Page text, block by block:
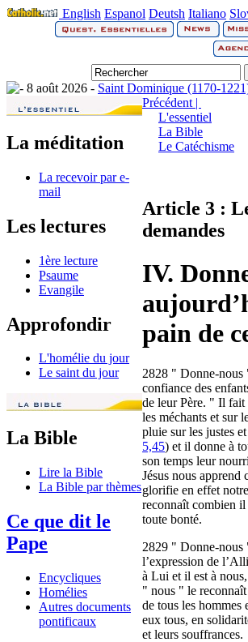
English Espanol Deutsh Italiano
8 août 2026 - Saint Dominique (1170-
La méditation
La recevoir par e-
mail
Les lectures
1ère lecture
Psaume
Evangile
Approfondir
L'homélie du jour
Le saint du jour
La Bible
Lire la Bible
La Bible par thèmes
Ce que dit le
Pape
Encycliques
Homélies
Autres documents
pontificaux
Précédent |
L'essentiel
La Bible
Le Catéchisme
Article 3 :
demandes
IV.
pain de
2828 " Donne-nous
confiance des
de leur Père. " Il fait
les méchants et sur
pluie sur les justes
5,45) et il donne à
son temps leur
Jésus nous apprend
glorifie en effet
reconnaît combien
toute bonté.
2829 " Donne-nous
l’expression de
à Lui et il est à
" nous " le
de tous les hommes
eux tous, en
et leurs souffrances.